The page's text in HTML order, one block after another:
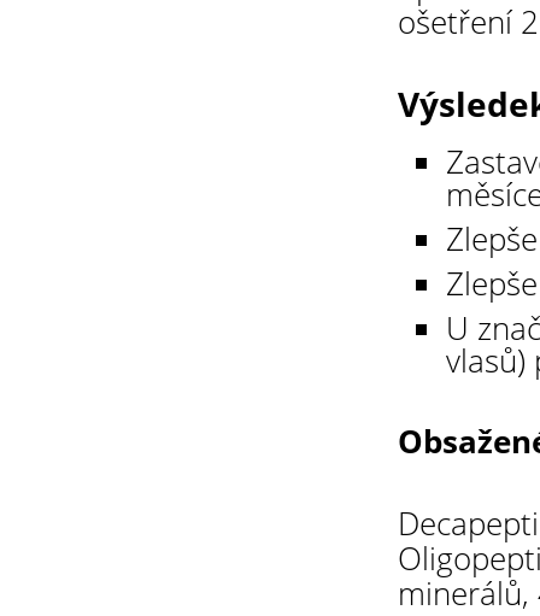
ošetření
U
vlasů)
minerálů,